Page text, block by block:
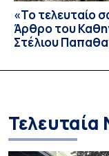
«Το τελευταίο
Άρθρο του
Στέλιου
Τελευταία